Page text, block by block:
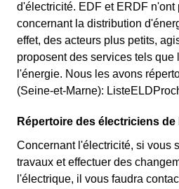
d'électricité. EDF et ERDF n'ont
concernant la distribution
effet, des acteurs plus petits,
proposent des services tels que
l'énergie. Nous les avons
(Seine-et-Marne):
Répertoire des électriciens de
Concernant l'électricité, si vous
travaux et effectuer des
l'électrique, il vous faudra